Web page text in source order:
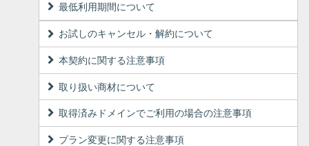
最低利用期間について
お試しのキャンセル・解約について
本契約に関する注意事項
取り扱い商材について
取得済みドメインでご利用の場合の注意事項
プラン変更に関する注意事項